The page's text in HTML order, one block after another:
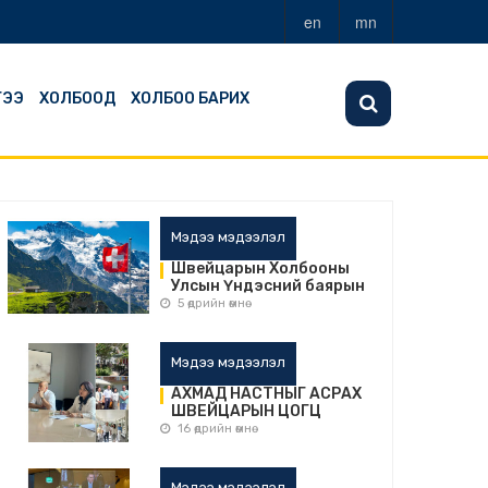
en mn
ХОЛБООД ХОЛБОО БАРИХ
Мэдээ мэдээлэл
Швейцарын Холбооны
Улсын Үндэсний баярын
мэнд дэвшүүлье!
5 өдрийн өмнө
Мэдээ мэдээлэл
АХМАД НАСТНЫГ АСРАХ
ШВЕЙЦАРЫН ЦОГЦ
ТУРШЛАГЫГ СУДЛАВ
16 өдрийн өмнө